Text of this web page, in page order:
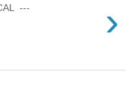
›
---